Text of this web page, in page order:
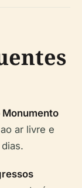
Monumento
ar livre e